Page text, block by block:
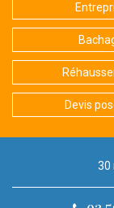
Devis
30